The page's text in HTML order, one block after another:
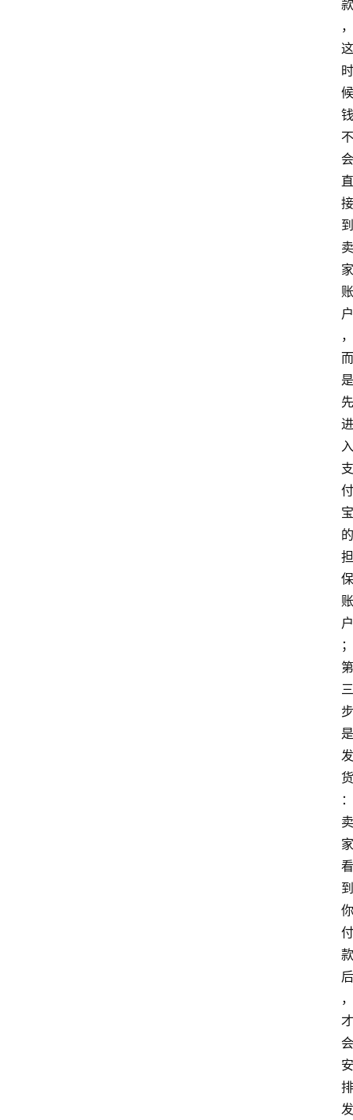
款
，
这
时
候
钱
不
会
直
接
到
卖
家
账
户
，
而
是
先
进
入
支
付
宝
的
担
保
账
户
；
第
三
步
是
发
货
：
卖
家
看
到
你
付
款
后
，
才
会
安
排
发